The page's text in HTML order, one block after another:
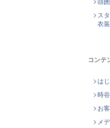
頭
ス
衣
コンテ
は
時
お
メ